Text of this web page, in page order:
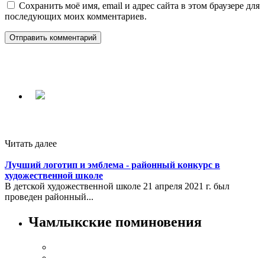
Сохранить моё имя, email и адрес сайта в этом браузере для
последующих моих комментариев.
Читать далее
Лучший логотип и эмблема - районный конкурс в
художественной школе
В детской художественной школе 21 апреля 2021 г. был
проведен районный...
Чамлыкские поминовения